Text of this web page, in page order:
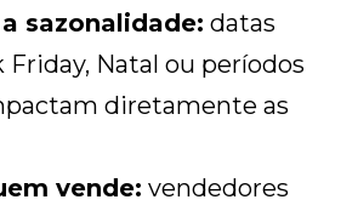
sazonalidade: datas
Friday, Natal ou períodos
diretamente as
vende: vendedores